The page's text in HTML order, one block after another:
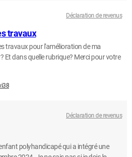
Déclaration de revenus
travaux
travaux pour l'amélioration de ma
Et dans quelle rubrique? Merci pour votre
Déclaration de revenus
polyhandicapé qui a intégré une